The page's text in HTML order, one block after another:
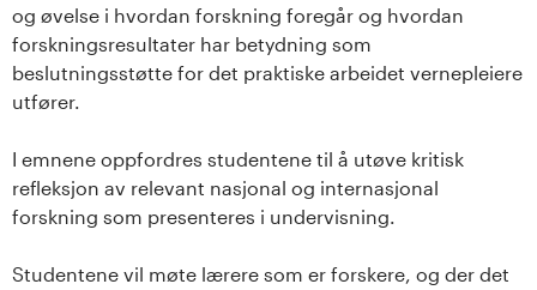
og øvelse i hvordan forskning foregår og hvordan
forskningsresultater har betydning som
beslutningsstøtte for det praktiske arbeidet vernepleiere
utfører.
I emnene oppfordres studentene til å utøve kritisk
refleksjon av relevant nasjonal og internasjonal
forskning som presenteres i undervisning.
Studentene vil møte lærere som er forskere, og der det